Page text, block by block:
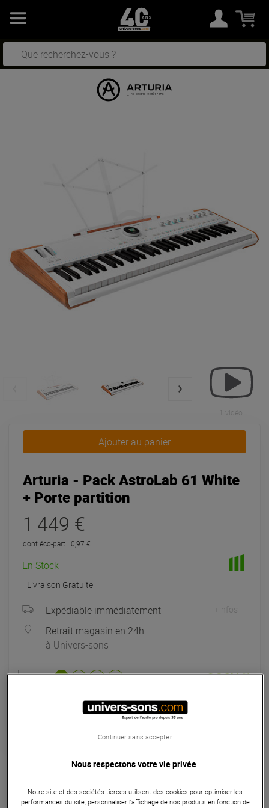
1 vidéo
Ajouter au panier
Arturia - Pack AstroLab 61 White
+ Porte partition
1 449 €
dont éco-part : 0,97 €
En Stock
Livraison Gratuite
Expédiable immédiatement +infos
Retrait magasin en 24h
à Univers-sons
Payer en 3x 4x 10x 12x
/ mois
Mensualités :
Coût de financement :
TAEG fixe :
Eligible à la Garantie Sérénité
Synthétiseurs
Nous respectons votre vie privée
Notre site et des sociétés tierces utilisent des cookies pour optimiser les
performances du site, personnaliser l’affichage de nos produits en fonction de
Continuer sans accepter